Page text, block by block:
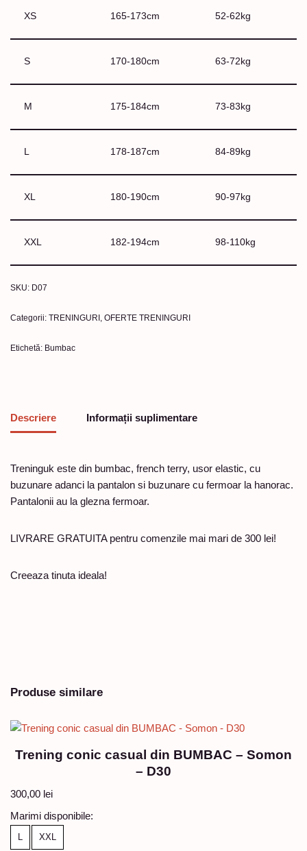
XS 165-173cm 52-62kg
S 170-180cm 63-72kg
M 175-184cm 73-83kg
L 178-187cm 84-89kg
XL 180-190cm 90-97kg
XXL 182-194cm 98-110kg
SKU: D07
Categorii: TRENINGURI , OFERTE TRENINGURI
Etichetă: Bumbac
Descriere Informații suplimentare
Treninguk este din bumbac, french terry, usor elastic, cu
buzunare adanci la pantalon si buzunare cu fermoar la hanorac.
Pantalonii au la glezna fermoar.
LIVRARE GRATUITA pentru comenzile mai mari de 300 lei!
Creeaza tinuta ideala!
Produse similare
Trening conic casual din BUMBAC – Somon
– D30
300,00 lei
Marimi disponibile:
XXL